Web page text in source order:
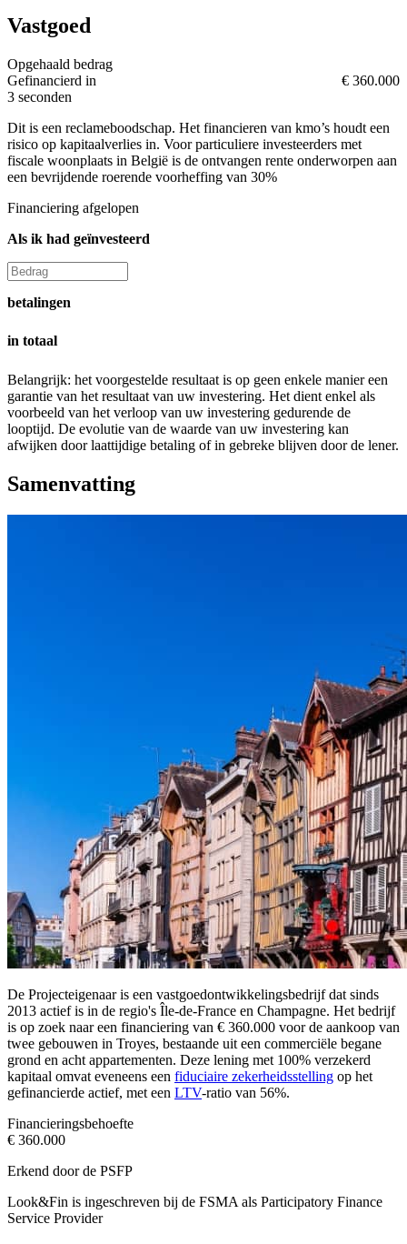
Vastgoed
Opgehaald bedrag
€ 360.000
Gefinancierd in
3 seconden
Dit is een reclameboodschap. Het financieren van kmo’s houdt een
risico op kapitaalverlies in. Voor particuliere investeerders met
fiscale woonplaats in België is de ontvangen rente onderworpen aan
een bevrijdende roerende voorheffing van 30%
Financiering afgelopen
Als ik had geïnvesteerd
betalingen
in totaal
Belangrijk: het voorgestelde resultaat is op geen enkele manier een
garantie van het resultaat van uw investering. Het dient enkel als
voorbeeld van het verloop van uw investering gedurende de
looptijd. De evolutie van de waarde van uw investering kan
afwijken door laattijdige betaling of in gebreke blijven door de lener.
Samenvatting
De Projecteigenaar is een vastgoedontwikkelingsbedrijf dat sinds
2013 actief is in de regio's Île-de-France en Champagne. Het bedrijf
is op zoek naar een financiering van € 360.000 voor de aankoop van
twee gebouwen in Troyes, bestaande uit een commerciële begane
grond en acht appartementen. Deze lening met 100% verzekerd
kapitaal omvat eveneens een fiduciaire zekerheidsstelling op het
gefinancierde actief, met een LTV-ratio van 56%.
Financieringsbehoefte
€ 360.000
Erkend door de PSFP
Look&Fin is ingeschreven bij de FSMA als Participatory Finance
Service Provider